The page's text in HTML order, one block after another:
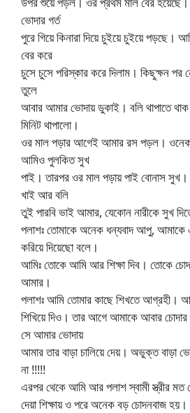
ভোদার গর্ত
পুরে গিয়ে কিনারা দিয়ে চুইয়ে চুইয়ে পড়ছে।
বের করে
চুসে চুসে পরিস্কার করে দিলাম। কিছুক্ষন পর
তুলে
আবার আমার ভোদায় ডুকাই। বলি থাপাতে
মিনিট থাপালো।
ওর মাল পড়ার আগেই আমার রস পড়ল।
আমিও পুলকিত সুখ
পাই। তারপর ওর মাল পড়ায় পাই বোনাস
খাই আর বলি
তুই পারবি ভাই আমার, যেকোন নারীকে সুখ
পলাশঃ তোমাকে অনেক ধন্যবাদ আপু, আমাকে
করিয়ে দিয়েছো বলে।
আমিঃ তোকে আমি আর শিক্ষা দিব। তোকে
আমার।
পলাশঃ আমি তোমার কাছে শিখতে আগ্রহী।
শিখিয়ে দিও। তার আগে আমাকে আবার
সে আমার ভোদায়
আমার তার বাড়া চালিয়ে দেয়। অভুক্ত বাড়া
না !!!!!
এরপর থেকে আমি আর পলাশ স্বামী স্ত্রীর মত
দেয়া শিক্ষায় ও পরে অনেক বড় চোদনবাজ হয়।